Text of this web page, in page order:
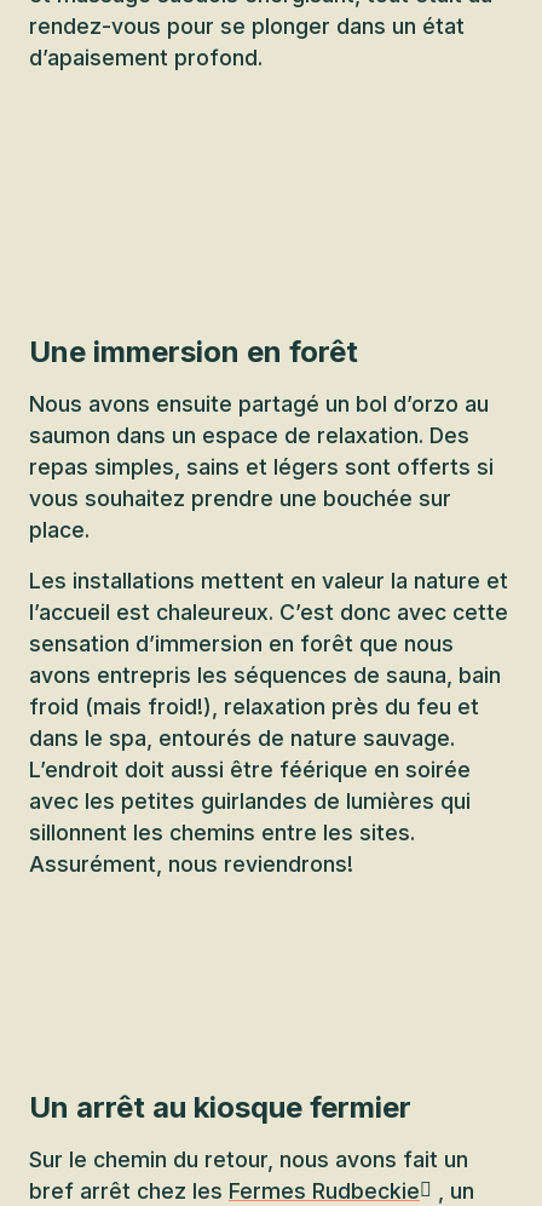
rendez-vous pour se plonger dans un état
d’apaisement profond.
Une immersion en forêt
Nous avons ensuite partagé un bol d’orzo au
saumon dans un espace de relaxation. Des
repas simples, sains et légers sont offerts si
vous souhaitez prendre une bouchée sur
place.
Les installations mettent en valeur la nature et
l’accueil est chaleureux. C’est donc avec cette
sensation d’immersion en forêt que nous
avons entrepris les séquences de sauna, bain
froid (mais froid!), relaxation près du feu et
dans le spa, entourés de nature sauvage.
L’endroit doit aussi être féérique en soirée
avec les petites guirlandes de lumières qui
sillonnent les chemins entre les sites.
Assurément, nous reviendrons!
Un arrêt au kiosque fermier
Sur le chemin du retour, nous avons fait un
bref arrêt chez les Fermes Rudbeckie
, un